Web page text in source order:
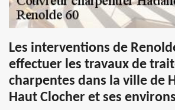
Les interventions de
effectuer les travaux de
charpentes dans la ville de
Haut Clocher et ses environs